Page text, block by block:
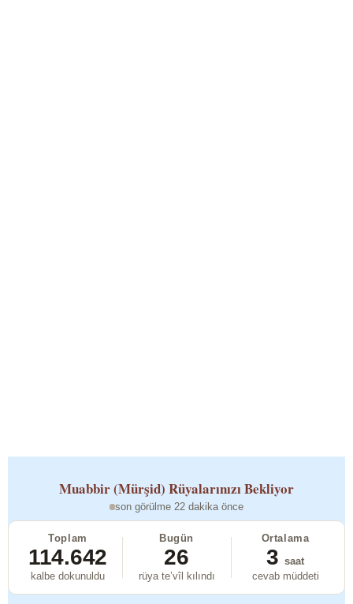
Muabbir (Mürşid) Rüyalarınızı Bekliyor
son görülme 22 dakika önce
Toplam
114.642
kalbe dokunuldu
Bugün
26
rüya te’vîl kılındı
Ortalama
3 saat
cevab müddeti